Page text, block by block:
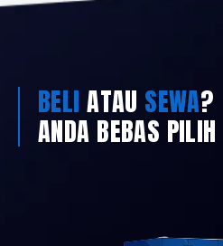
BELI ATAU SEWA?
ANDA BEBAS PILIH